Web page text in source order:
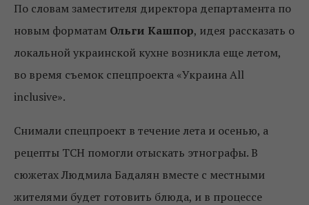
По словам заместителя директора департамента по
новым форматам Ольги Кашпор, идея рассказать о
локальной украинской кухне возникла еще летом,
во время съемок спецпроекта «Украина All
inclusive».
Снимали спецпроект в течение лета и осенью, а
рецепты ТСН помогли отыскать этнографы. В
сюжетах Людмила Бадалян вместе с местными
жителями будет готовить блюда, и в процессе